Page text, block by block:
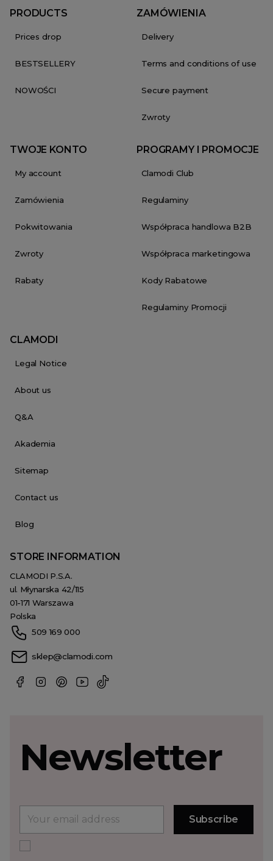
PRODUCTS
Prices drop
BESTSELLERY
NOWOŚCI
ZAMÓWIENIA
Delivery
Terms and conditions of use
Secure payment
Zwroty
TWOJE KONTO
My account
Zamówienia
Pokwitowania
Zwroty
Rabaty
PROGRAMY I PROMOCJE
Clamodi Club
Regulaminy
Współpraca handlowa B2B
Współpraca marketingowa
Kody Rabatowe
Regulaminy Promocji
CLAMODI
Legal Notice
About us
Q&A
Akademia
Sitemap
Contact us
Blog
STORE INFORMATION
CLAMODI P.S.A.
ul. Młynarska 42/115
01-171 Warszawa
Polska
509 169 000
sklep@clamodi.com
Newsletter